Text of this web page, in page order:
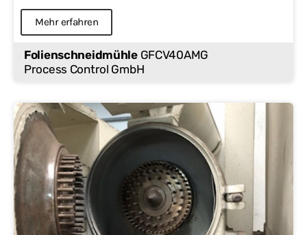
Mehr erfahren
FolienschneidmühleGFCV40AMG
Process Control GmbH